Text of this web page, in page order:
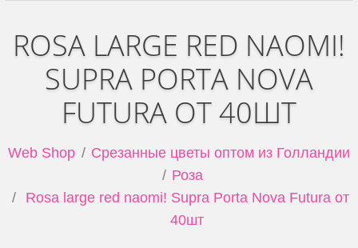
ROSA LARGE RED NAOMI!
SUPRA PORTA NOVA
FUTURA ОТ 40ШТ
Web Shop
Срезанные цветы оптом из Голландии
Роза
Rosa large red naomi! Supra Porta Nova Futura от
40шт